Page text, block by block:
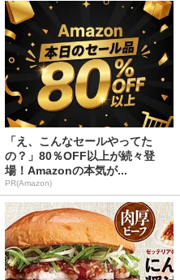
「え、こんなセールやってた
の？」80％OFF以上が続々登
場！Amazonの本気が...
PR(Amazon)